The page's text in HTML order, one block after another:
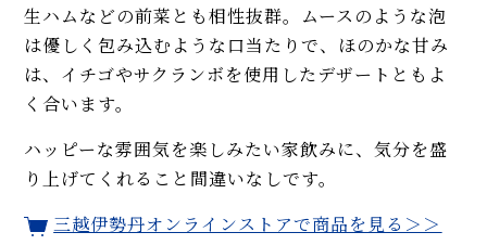
生ハムなどの前菜とも相性抜群。ムースのような泡
は優しく包み込むような口当たりで、ほのかな甘み
は、イチゴやサクランボを使用したデザートともよ
く合います。
ハッピーな雰囲気を楽しみたい家飲みに、気分を盛
り上げてくれること間違いなしです。
三越伊勢丹オンラインストアで商品を見る＞＞